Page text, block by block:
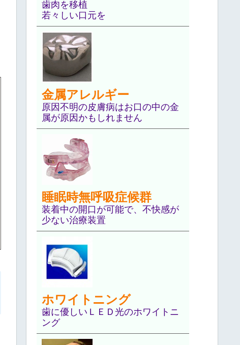
歯肉を移植
若々しい口元を
金属アレルギー
原因不明の皮膚病はお口の中の金
属が原因かもしれません
睡眠時無呼吸症候群
装着中の開口が可能で、不快感が
少ない治療装置
ホワイトニング
歯に優しいＬＥＤ光のホワイトニ
ング